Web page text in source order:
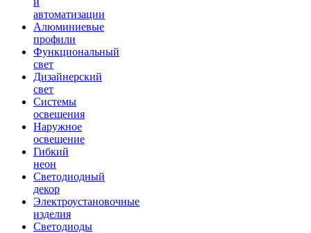
автоматизации
Алюминиевые
профили
Функциональный
свет
Дизайнерский
свет
Системы
освещения
Наружное
освещение
Гибкий
неон
Светодиодный
декор
Электроустановочные
изделия
Светодиоды